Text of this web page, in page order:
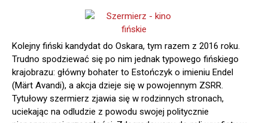
Kolejny fiński kandydat do Oskara, tym razem z 2016 roku.
Trudno spodziewać się po nim jednak typowego fińskiego
krajobrazu: główny bohater to Estończyk o imieniu Endel
(Märt Avandi), a akcja dzieje się w powojennym ZSRR.
Tytułowy szermierz zjawia się w rodzinnych stronach,
uciekając na odludzie z powodu swojej politycznie